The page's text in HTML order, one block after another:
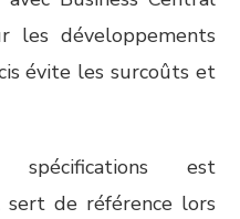
les développements
évite les surcoûts et
est
de référence lors